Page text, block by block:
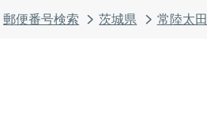
郵便番号検索 茨城県 常陸太